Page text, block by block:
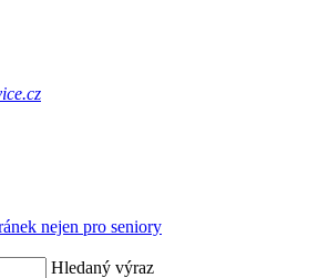
nejen pro seniory
Hledaný výraz